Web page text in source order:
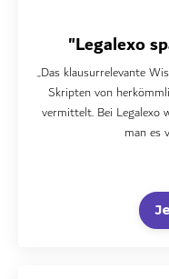
"Legalexo
„Das klausurrelevante
Skripten von
vermittelt. Bei Legalexo
man es